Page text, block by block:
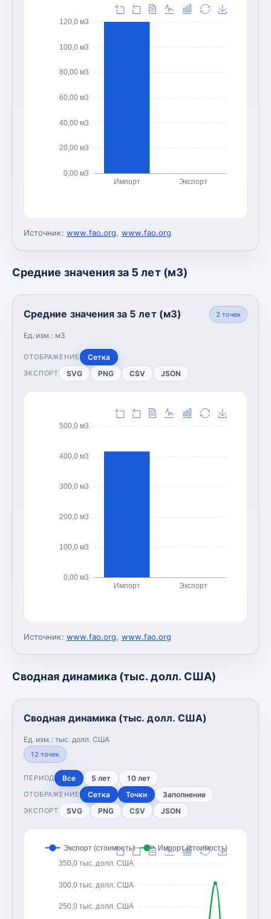
0,00 м3
20,00 м3
40,00 м3
60,00 м3
80,00 м3
100,0 м3
120,0 м3
Импорт Экспорт
Источник: www.fao.org, www.fao.org
Средние значения за 5 лет (м3)
Средние значения за 5 лет (м3)
Ед. изм.: м3
2 точек
ОТОБРАЖЕНИЕ Сетка
ЭКСПОРТ SVG PNG CSV JSON
0,00 м3
100,0 м3
200,0 м3
300,0 м3
400,0 м3
500,0 м3
Импорт Экспорт
Источник: www.fao.org, www.fao.org
Сводная динамика (тыс. долл. США)
Сводная динамика (тыс. долл. США)
Ед. изм.: тыс. долл. США
12 точек
ПЕРИОД Все 5 лет 10 лет
ОТОБРАЖЕНИЕ Сетка Точки Заполнение
ЭКСПОРТ SVG PNG CSV JSON
250,0 тыс. долл. США
300,0 тыс. долл. США
350,0 тыс. долл. США
Экспорт (стоимость) Импорт (стоимость)